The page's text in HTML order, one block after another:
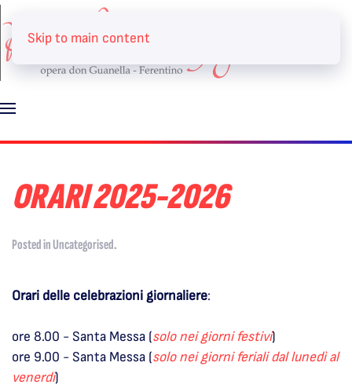
Skip to main content
ORARI 2025-2026
Posted inUncategorised.
Orari delle celebrazioni giornaliere:
ore 8.00 - Santa Messa (solo nei giorni festivi)
ore 9.00 - Santa Messa (solo nei giorni feriali dal lunedì al
venerdì)